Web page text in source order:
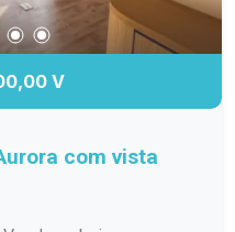
V
com vista